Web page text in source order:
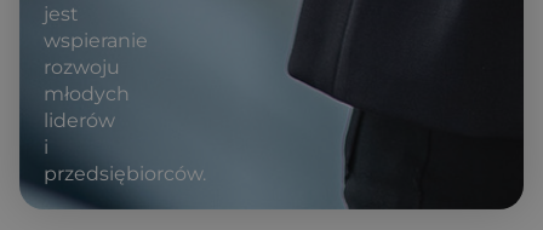
jest
wspieranie
rozwoju
młodych
liderów
i
przedsiębiorców.